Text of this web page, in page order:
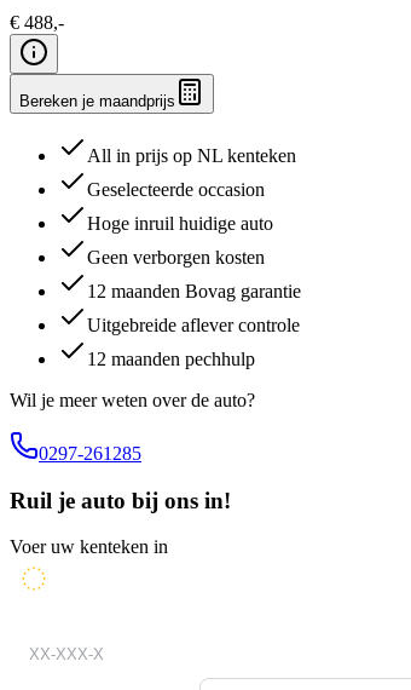
€ 488,-
Bereken je maandprijs
All in prijs op NL kenteken
Geselecteerde occasion
Hoge inruil huidige auto
Geen verborgen kosten
12 maanden Bovag garantie
Uitgebreide aflever controle
12 maanden pechhulp
Wil je meer weten over de auto?
0297-261285
Ruil je auto bij ons in!
Voer uw kenteken in